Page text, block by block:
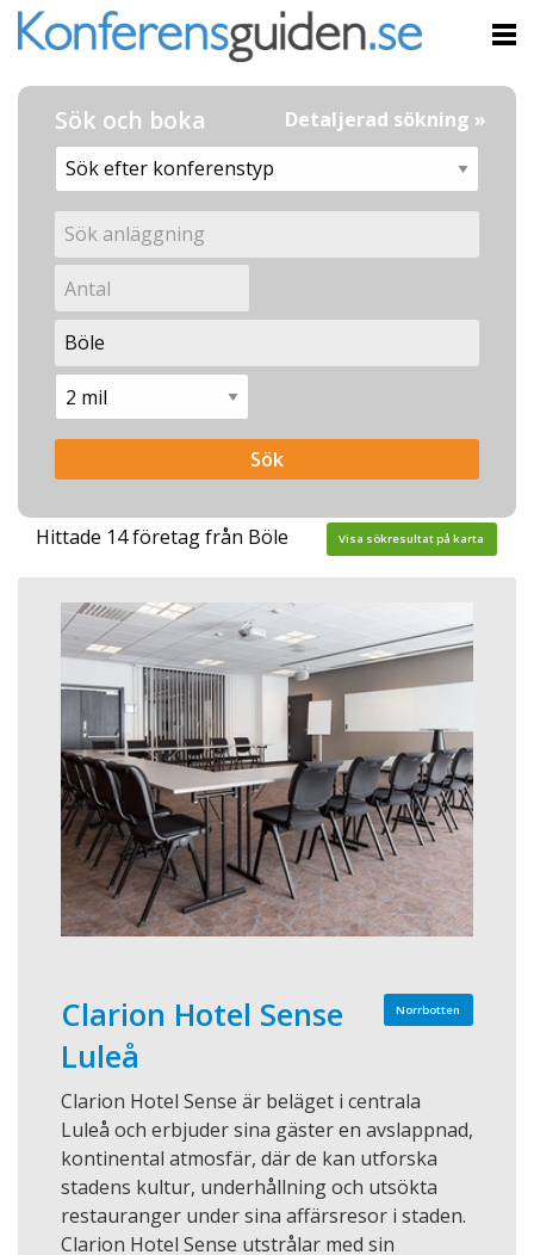
Sök och boka Detaljerad sökning »
Hittade 14 företag från Böle Visa sökresultat på karta
Norrbotten
Clarion Hotel Sense
Luleå
Clarion Hotel Sense är beläget i centrala
Luleå och erbjuder sina gäster en avslappnad,
kontinental atmosfär, där de kan utforska
stadens kultur, underhållning och utsökta
restauranger under sina affärsresor i staden.
Clarion Hotel Sense utstrålar med sin